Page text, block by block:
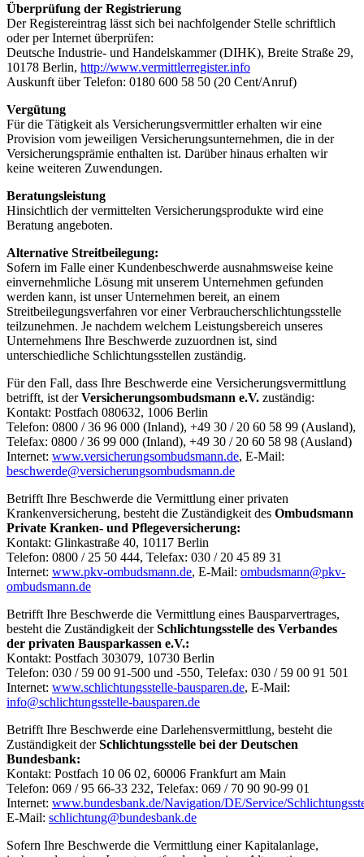
Überprüfung der Registrierung
Der Registereintrag lässt sich bei nachfolgender Stelle schriftlich
oder per Internet überprüfen:
Deutsche Industrie- und Handelskammer (DIHK), Breite Straße 29,
10178 Berlin, http://www.vermittlerregister.info
Auskunft über Telefon: 0180 600 58 50 (20 Cent/Anruf)
Vergütung
Für die Tätigkeit als Versicherungsvermittler erhalten wir eine
Provision vom jeweiligen Versicherungsunternehmen, die in der
Versicherungsprämie enthalten ist. Darüber hinaus erhalten wir
keine weiteren Zuwendungen.
Beratungsleistung
Hinsichtlich der vermittelten Versicherungsprodukte wird eine
Beratung angeboten.
Alternative Streitbeilegung:
Sofern im Falle einer Kundenbeschwerde ausnahmsweise keine
einvernehmliche Lösung mit unserem Unternehmen gefunden
werden kann, ist unser Unternehmen bereit, an einem
Streitbeilegungsverfahren vor einer Verbraucherschlichtungsstelle
teilzunehmen. Je nachdem welchem Leistungsbereich unseres
Unternehmens Ihre Beschwerde zuzuordnen ist, sind
unterschiedliche Schlichtungsstellen zuständig.
Für den Fall, dass Ihre Beschwerde eine Versicherungsvermittlung
betrifft, ist derVersicherungsombudsmann e.V. zuständig:
Kontakt: Postfach 080632, 1006 Berlin
Telefon: 0800 / 36 96 000 (Inland), +49 30 / 20 60 58 99 (Ausland),
Telefax: 0800 / 36 99 000 (Inland), +49 30 / 20 60 58 98 (Ausland)
Internet: www.versicherungsombudsmann.de, E-Mail:
beschwerde@versicherungsombudsmann.de
Betrifft Ihre Beschwerde die Vermittlung einer privaten
Krankenversicherung, besteht die Zuständigkeit des Ombudsmann
Private Kranken- und Pflegeversicherung:
Kontakt: Glinkastraße 40, 10117 Berlin
Telefon: 0800 / 25 50 444, Telefax: 030 / 20 45 89 31
Internet: www.pkv-ombudsmann.de, E-Mail: ombudsmann@pkv-
ombudsmann.de
Betrifft Ihre Beschwerde die Vermittlung eines Bausparvertrages,
besteht die Zuständigkeit derSchlichtungsstelle des Verbandes
der privaten Bausparkassen e.V.:
Kontakt: Postfach 303079, 10730 Berlin
Telefon: 030 / 59 00 91-500 und -550, Telefax: 030 / 59 00 91 501
Internet: www.schlichtungsstelle-bausparen.de, E-Mail:
info@schlichtungsstelle-bausparen.de
Betrifft Ihre Beschwerde eine Darlehensvermittlung, besteht die
Zuständigkeit derSchlichtungsstelle bei der Deutschen
Bundesbank:
Kontakt: Postfach 10 06 02, 60006 Frankfurt am Main
Telefon: 069 / 95 66-33 232, Telefax: 069 / 70 90 90-99 01
Internet: www.bundesbank.de/Navigation/DE/Service/
E-Mail: schlichtung@bundesbank.de
Sofern Ihre Beschwerde die Vermittlung einer Kapitalanlage,